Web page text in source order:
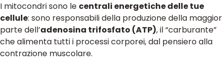
I mitocondri sono le centrali energetiche delle tue
cellule: sono responsabili della produzione della maggior
parte dell’adenosina trifosfato (ATP), il “carburante”
che alimenta tutti i processi corporei, dal pensiero alla
contrazione muscolare.